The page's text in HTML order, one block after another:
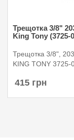
Трещотка 3/8"
King Tony (3725-
Трещотка 3/8",
KING TONY 3725-
415 грн